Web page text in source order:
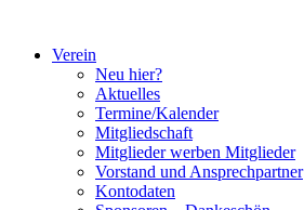
springenVerein
Neu hier?
Aktuelles
Termine/Kalender
Mitgliedschaft
Mitglieder werben Mitglieder
Vorstand und Ansprechpartner
Kontodaten